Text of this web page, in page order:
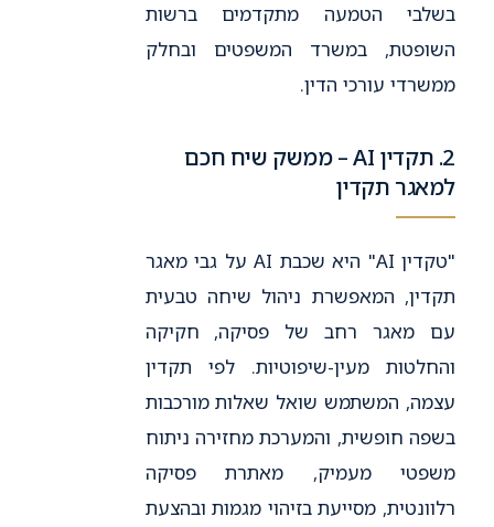
בשלבי הטמעה מתקדמים ברשות
השופטת, במשרד המשפטים ובחלק
ממשרדי עורכי הדין.
2. תקדין AI – ממשק שיח חכם
למאגר תקדין
"טקדין AI" היא שכבת AI על גבי מאגר
תקדין, המאפשרת ניהול שיחה טבעית
עם מאגר רחב של פסיקה, חקיקה
והחלטות מעין-שיפוטיות. לפי תקדין
עצמה, המשתמש שואל שאלות מורכבות
בשפה חופשית, והמערכת מחזירה ניתוח
משפטי מעמיק, מאתרת פסיקה
רלוונטית, מסייעת בזיהוי מגמות ובהצעת